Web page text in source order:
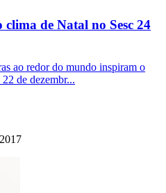
de Natal no Sesc 24
ao redor do mundo inspiram o
de dezembr...